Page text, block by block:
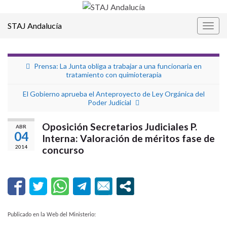
STAJ Andalucía
Prensa: La Junta obliga a trabajar a una funcionaria en
tratamiento con quimioterapia
El Gobierno aprueba el Anteproyecto de Ley Orgánica del
Poder Judicial
ABR
04
2014
Oposición Secretarios Judiciales P.
Interna: Valoración de méritos fase de
concurso
Publicado en la Web del Ministerio: